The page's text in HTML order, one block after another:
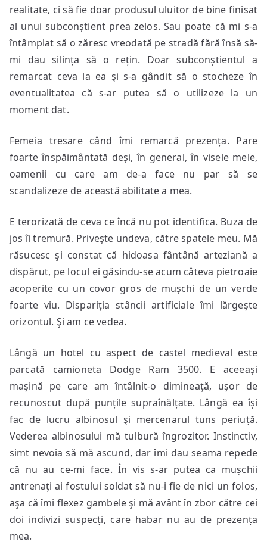
realitate, ci să fie doar produsul uluitor de bine finisat
al unui subconștient prea zelos. Sau poate că mi s-a
întâmplat să o zăresc vreodată pe stradă fără însă să-
mi dau silința să o rețin. Doar subconștientul a
remarcat ceva la ea şi s-a gândit să o stocheze în
eventualitatea că s-ar putea să o utilizeze la un
moment dat.
Femeia tresare când îmi remarcă prezența. Pare
foarte înspăimântată deși, în general, în visele mele,
oamenii cu care am de-a face nu par să se
scandalizeze de această abilitate a mea.
E terorizată de ceva ce încă nu pot identifica. Buza de
jos îi tremură. Privește undeva, către spatele meu. Mă
răsucesc şi constat că hidoasa fântână arteziană a
dispărut, pe locul ei găsindu-se acum câteva pietroaie
acoperite cu un covor gros de mușchi de un verde
foarte viu. Dispariția stâncii artificiale îmi lărgește
orizontul. Şi am ce vedea.
Lângă un hotel cu aspect de castel medieval este
parcată camioneta Dodge Ram 3500. E aceeași
mașină pe care am întâlnit-o dimineață, ușor de
recunoscut după punțile supraînălțate. Lângă ea își
fac de lucru albinosul şi mercenarul tuns periuță.
Vederea albinosului mă tulbură îngrozitor. Instinctiv,
simt nevoia să mă ascund, dar îmi dau seama repede
că nu au ce-mi face. În vis s-ar putea ca mușchii
antrenați ai fostului soldat să nu-i fie de nici un folos,
aşa că îmi flexez gambele şi mă avânt în zbor către cei
doi indivizi suspecți, care habar nu au de prezența
mea.